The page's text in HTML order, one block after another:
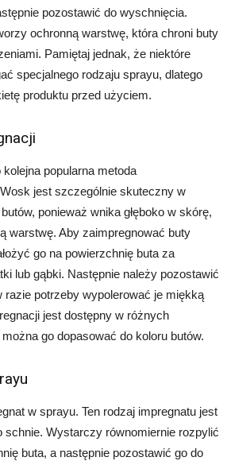
pozostawić do wyschnięcia.
ochronną warstwę, która chroni buty
Pamiętaj jednak, że niektóre
specjalnego rodzaju sprayu, dlatego
produktu przed użyciem.
popularna metoda
jest szczególnie skuteczny w
ponieważ wnika głęboko w skórę,
warstwę. Aby zaimpregnować buty
go na powierzchnię buta za
lub gąbki. Następnie należy pozostawić
razie potrzeby wypolerować je miękką
jest dostępny w różnych
go dopasować do koloru butów.
w sprayu. Ten rodzaj impregnatu jest
schnie. Wystarczy równomiernie rozpylić
buta, a następnie pozostawić go do